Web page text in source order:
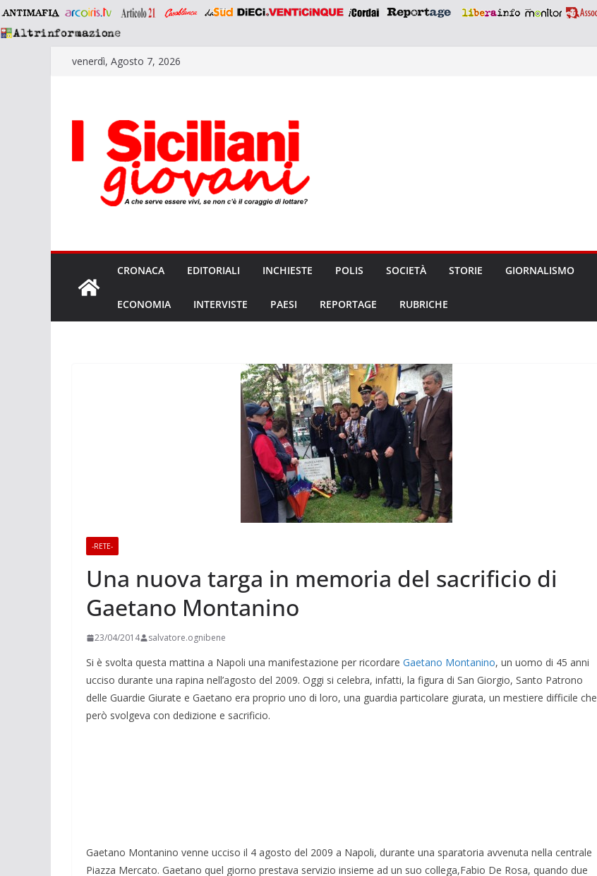
Saltavenerdì, Agosto 7, 2026
CRONACA EDITORIALI INCHIESTE POLIS SOCIETÀ STORIE GIORNALISMO
ECONOMIA INTERVISTE PAESI REPORTAGE RUBRICHE
-RETE-
Una nuova targa in memoria del sacrificio di
Gaetano Montanino
23/04/2014 salvatore.ognibene
Si è svolta questa mattina a Napoli una manifestazione per ricordare Gaetano Montanino, un uomo di 45 anni
ucciso durante una rapina nell’agosto del 2009. Oggi si celebra, infatti, la figura di San Giorgio, Santo Patrono
delle Guardie Giurate e Gaetano era proprio uno di loro, una guardia particolare giurata, un mestiere difficile che
però svolgeva con dedizione e sacrificio.
Gaetano Montanino venne ucciso il 4 agosto del 2009 a Napoli, durante una sparatoria avvenuta nella centrale
Piazza Mercato. Gaetano quel giorno prestava servizio insieme ad un suo collega,Fabio De Rosa, quando due